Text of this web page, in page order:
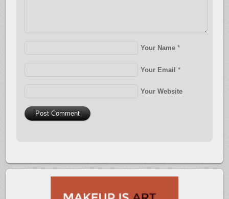
Your Name *
Your Email *
Your Website